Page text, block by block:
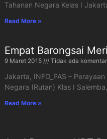
Tahanan Negara Kelas I
Read More »
Empat Barongsai
9 Maret 2015 Tidak ada komentar
Jakarta, INFO_PAS –
Negara (Rutan) Klas I
Read More »